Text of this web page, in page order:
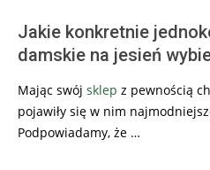
Jakie konkretnie
damskie na jesień
Mając swój sklep z pewnością
pojawiły się w nim
Podpowiadamy, że …